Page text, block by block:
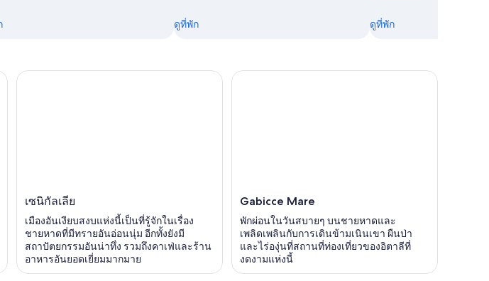
ดูที่พัก ดูที่พัก
เซนิกัลเลีย
เมืองอันเงียบสงบแห่งนี้เป็นที่รู้จักในเรื่อง
ชายหาดที่มีทรายอันอ่อนนุ่ม อีกทั้งยังมี
สถาปัตยกรรมอันน่าทึ่ง รวมถึงคาเฟ่และร้าน
อาหารอันยอดเยี่ยมมากมาย
Gabicce Mare
พักผ่อนในวันสบายๆ บนชายหาดและ
เพลิดเพลินกับการเดินข้ามเนินเขา ผืนป่า
และไร่องุ่นที่สถานที่ท่องเที่ยวของอิตาลีที่
งดงามแห่งนี้